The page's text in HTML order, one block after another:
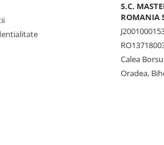
S.C.
ROMANIA
Calea
Oradea,